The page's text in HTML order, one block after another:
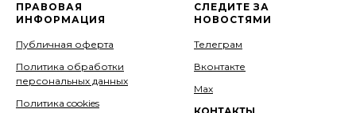
ПРАВОВАЯ
ИНФОРМАЦИЯ
Публичная оферта
Политика обработки
персональных данных
Политика cookies
СЛЕДИТЕ ЗА
НОВОСТЯМИ
Телеграм
Вконтакте
Мах